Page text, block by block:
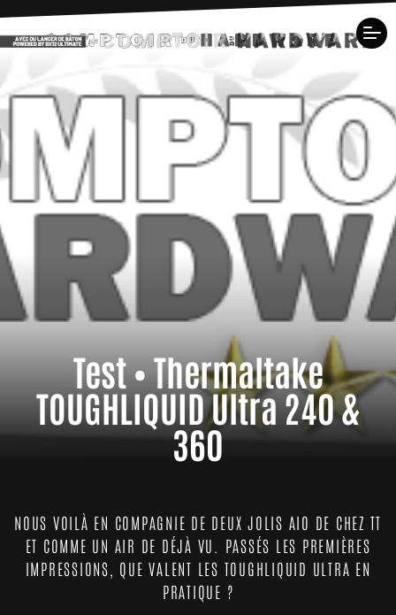
Test • Thermaltake
TOUGHLIQUID Ultra 240 &
360
NOUS VOILÀ EN COMPAGNIE DE DEUX JOLIS AIO DE CHEZ TT
ET COMME UN AIR DE DÉJÀ VU. PASSÉS LES PREMIÈRES
IMPRESSIONS, QUE VALENT LES TOUGHLIQUID ULTRA EN
PRATIQUE ?